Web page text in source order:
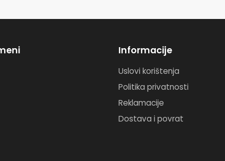
Informacije
Uslovi korištenja
Politika privatnosti
Reklamacije
Dostava i povrat